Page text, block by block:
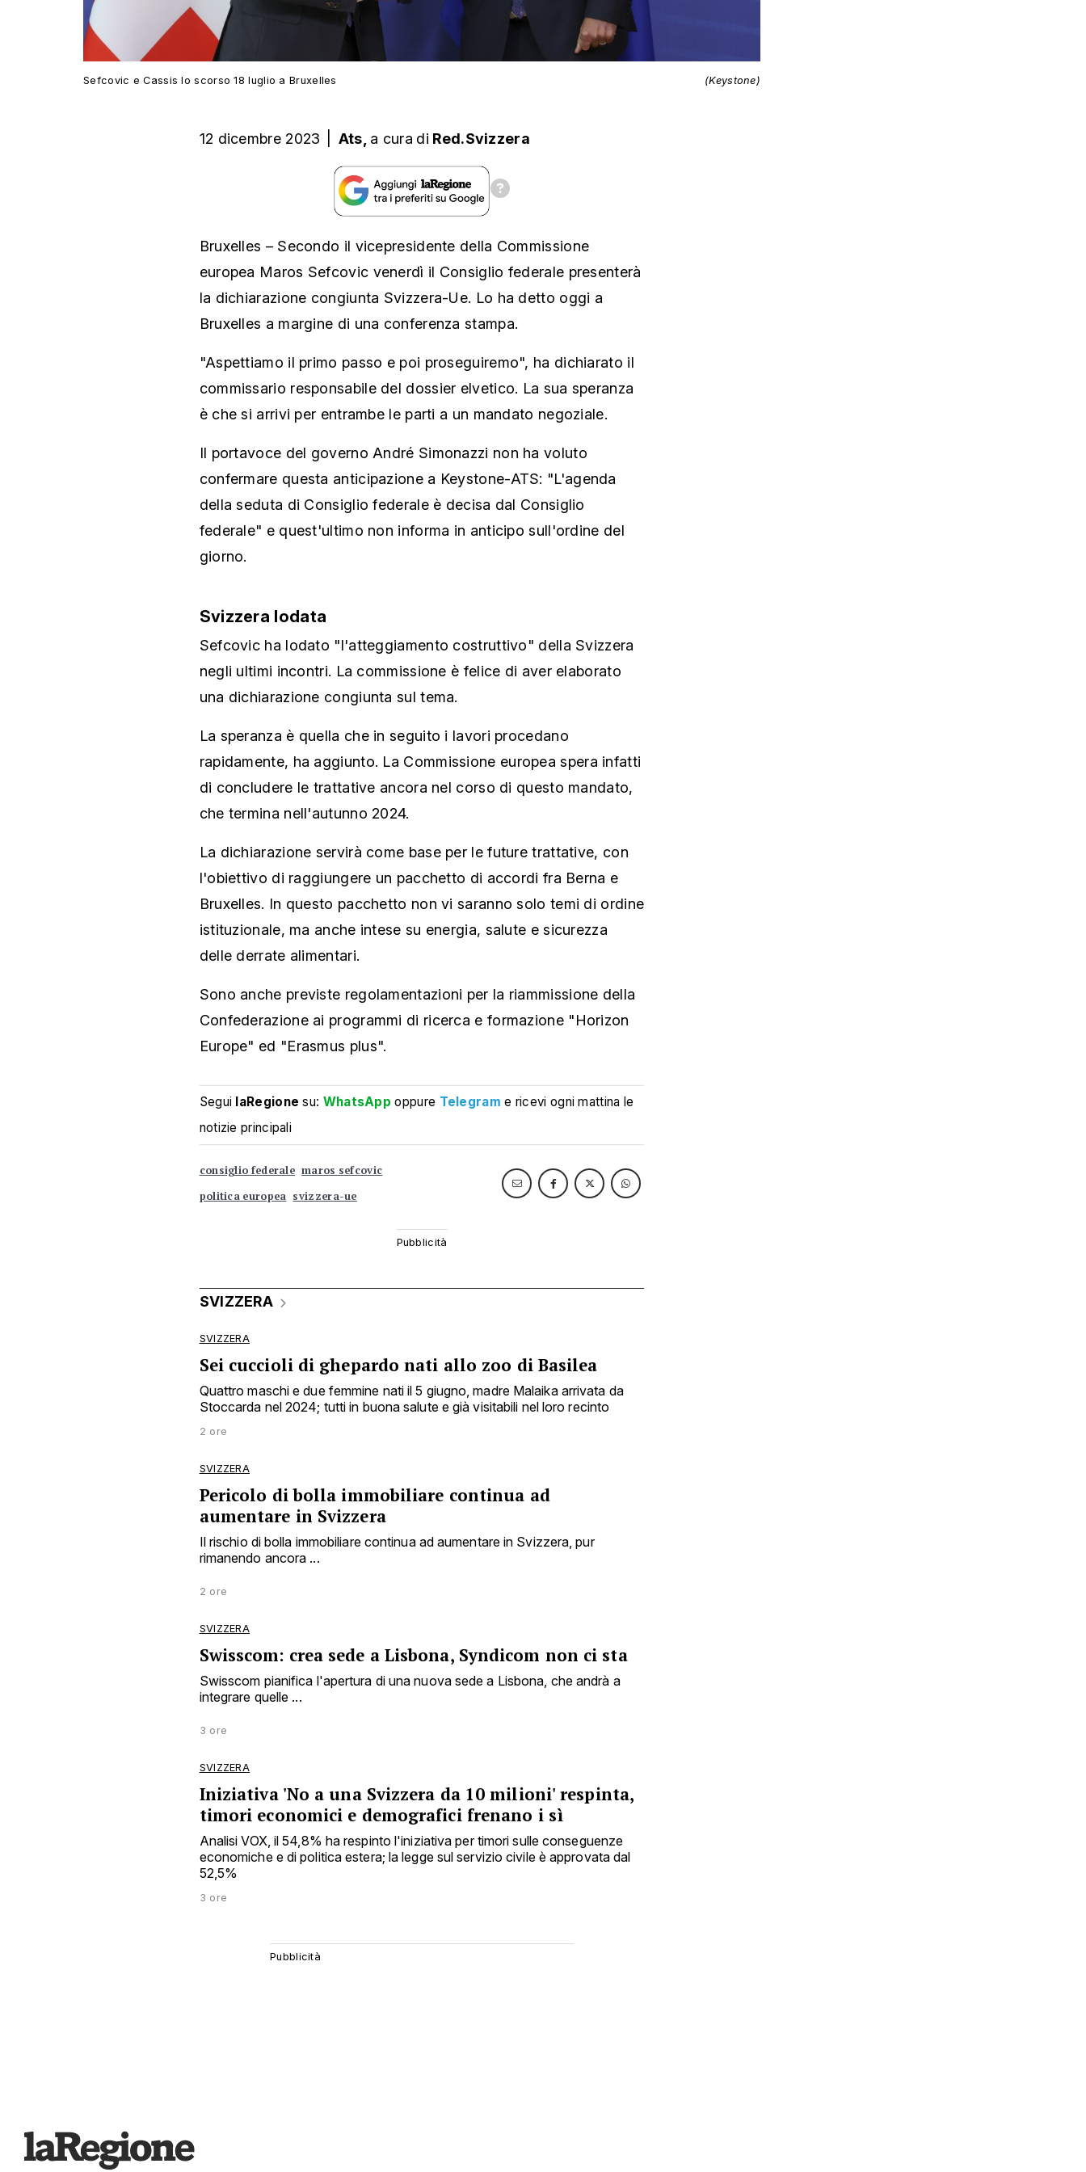
Sefcovic e Cassis lo scorso 18 luglio a Bruxelles (Keystone)
12 dicembre 2023 Ats, a cura di Red.Svizzera
Bruxelles – Secondo il vicepresidente della Commissione
europea Maros Sefcovic venerdì il Consiglio federale presenterà
la dichiarazione congiunta Svizzera-Ue. Lo ha detto oggi a
Bruxelles a margine di una conferenza stampa.
"Aspettiamo il primo passo e poi proseguiremo", ha dichiarato il
commissario responsabile del dossier elvetico. La sua speranza
è che si arrivi per entrambe le parti a un mandato negoziale.
Il portavoce del governo André Simonazzi non ha voluto
confermare questa anticipazione a Keystone-ATS: "L'agenda
della seduta di Consiglio federale è decisa dal Consiglio
federale" e quest'ultimo non informa in anticipo sull'ordine del
giorno.
Svizzera lodata
Sefcovic ha lodato "l'atteggiamento costruttivo" della Svizzera
negli ultimi incontri. La commissione è felice di aver elaborato
una dichiarazione congiunta sul tema.
La speranza è quella che in seguito i lavori procedano
rapidamente, ha aggiunto. La Commissione europea spera infatti
di concludere le trattative ancora nel corso di questo mandato,
che termina nell'autunno 2024.
La dichiarazione servirà come base per le future trattative, con
l'obiettivo di raggiungere un pacchetto di accordi fra Berna e
Bruxelles. In questo pacchetto non vi saranno solo temi di ordine
istituzionale, ma anche intese su energia, salute e sicurezza
delle derrate alimentari.
Sono anche previste regolamentazioni per la riammissione della
Confederazione ai programmi di ricerca e formazione "Horizon
Europe" ed "Erasmus plus".
Segui laRegione su: WhatsApp oppure Telegram e ricevi ogni mattina le
notizie principali
consiglio federale maros sefcovic
politica europea svizzera-ue
SVIZZERA
SVIZZERA
Sei cuccioli di ghepardo nati allo zoo di Basilea
Quattro maschi e due femmine nati il 5 giugno, madre Malaika arrivata da
Stoccarda nel 2024; tutti in buona salute e già visitabili nel loro recinto
2 ore
SVIZZERA
Pericolo di bolla immobiliare continua ad
aumentare in Svizzera
Il rischio di bolla immobiliare continua ad aumentare in Svizzera, pur
rimanendo ancora ...
2 ore
SVIZZERA
Swisscom: crea sede a Lisbona, Syndicom non ci sta
Swisscom pianifica l'apertura di una nuova sede a Lisbona, che andrà a
integrare quelle ...
3 ore
SVIZZERA
Iniziativa 'No a una Svizzera da 10 milioni' respinta,
timori economici e demografici frenano i sì
Analisi VOX, il 54,8% ha respinto l'iniziativa per timori sulle conseguenze
economiche e di politica estera; la legge sul servizio civile è approvata dal
52,5%
3 ore